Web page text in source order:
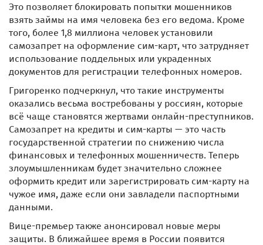
Это позволяет блокировать попытки мошенников
взять займы на имя человека без его ведома. Кроме
того, более 1,8 миллиона человек установили
самозапрет на оформление сим-карт, что затрудняет
использование поддельных или украденных
документов для регистрации телефонных номеров.
Григоренко подчеркнул, что такие инструменты
оказались весьма востребованы у россиян, которые
всё чаще становятся жертвами онлайн-преступников.
Самозапрет на кредиты и сим-карты — это часть
государственной стратегии по снижению числа
финансовых и телефонных мошенничеств. Теперь
злоумышленникам будет значительно сложнее
оформить кредит или зарегистрировать сим-карту на
чужое имя, даже если они завладели паспортными
данными.
Вице-премьер также анонсировал новые меры
защиты. В ближайшее время в России появится